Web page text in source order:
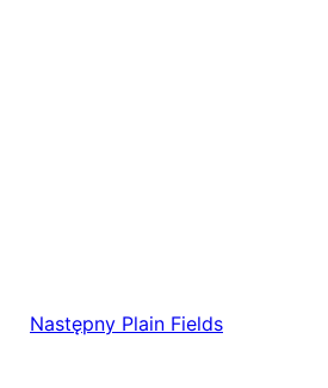
Następny Plain Fields